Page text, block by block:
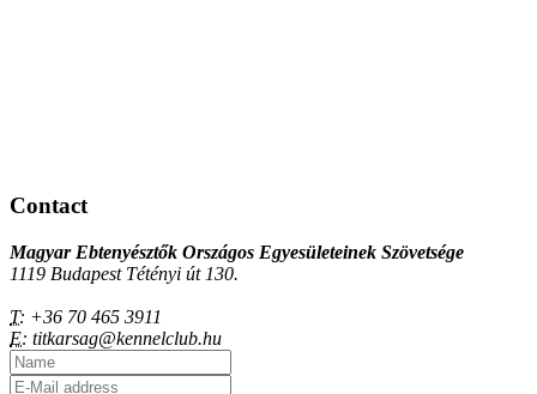
Contact
Magyar Ebtenyésztők Országos Egyesületeinek Szövetsége
1119 Budapest Tétényi út 130.
T: +36 70 465 3911
E: titkarsag@kennelclub.hu